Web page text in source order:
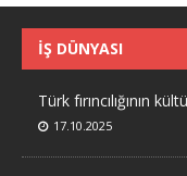
İŞ DÜNYASI
Türk fırıncılığının
17.10.2025